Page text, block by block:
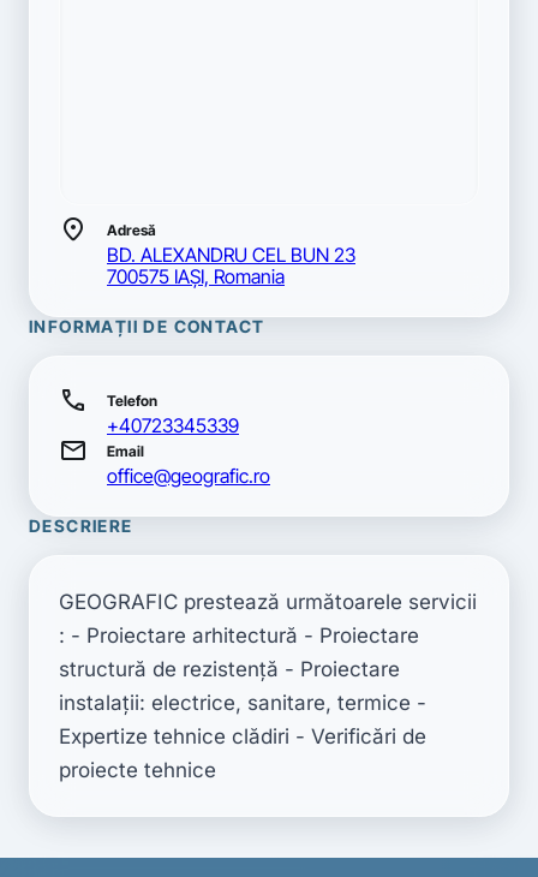
location_on Adresă
BD. ALEXANDRU CEL BUN 23
700575 IAŞI, Romania
INFORMAȚII DE CONTACT
call Telefon
+40723345339
mail Email
office@geografic.ro
DESCRIERE
GEOGRAFIC prestează următoarele servicii
: - Proiectare arhitectură - Proiectare
structură de rezistență - Proiectare
instalații: electrice, sanitare, termice -
Expertize tehnice clădiri - Verificări de
proiecte tehnice